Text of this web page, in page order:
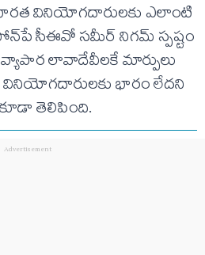
వినియోగదారులకు ఎలాంటి
సీఈవో సమీర్ నిగమ్ స్పష్టం
వ్యాపార లావాదేవీలకే మార్పులు
భారం లేదని
తెలిపింది.